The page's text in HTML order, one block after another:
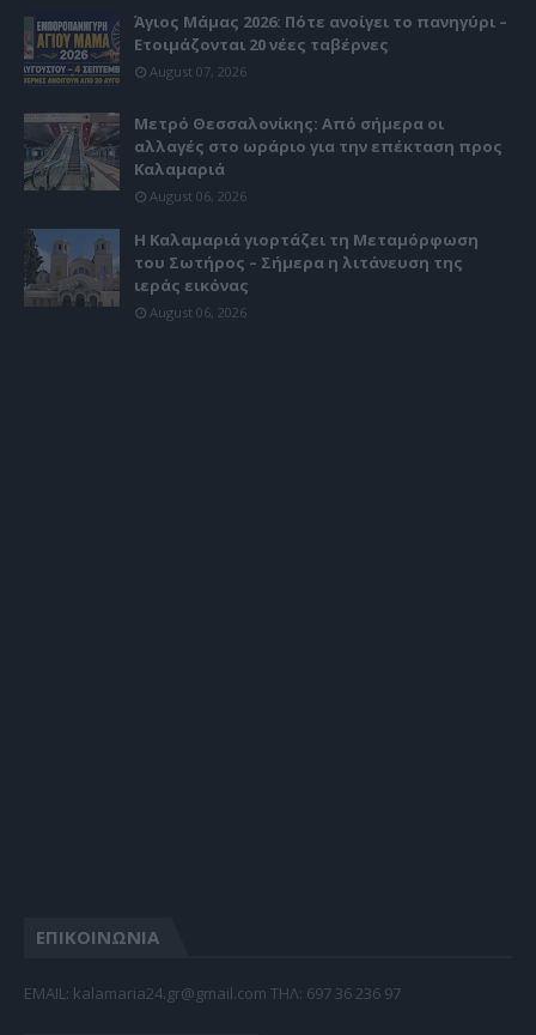
Άγιος Μάμας 2026: Πότε ανοίγει το πανηγύρι –
Ετοιμάζονται 20 νέες ταβέρνες
August 07, 2026
Μετρό Θεσσαλονίκης: Από σήμερα οι
αλλαγές στο ωράριο για την επέκταση προς
Καλαμαριά
August 06, 2026
Η Καλαμαριά γιορτάζει τη Μεταμόρφωση
του Σωτήρος – Σήμερα η λιτάνευση της
ιεράς εικόνας
August 06, 2026
ΕΠΙΚΟΙΝΩΝΙΑ
EMAIL: kalamaria24.gr@gmail.com TΗΛ: 697 36 236 97